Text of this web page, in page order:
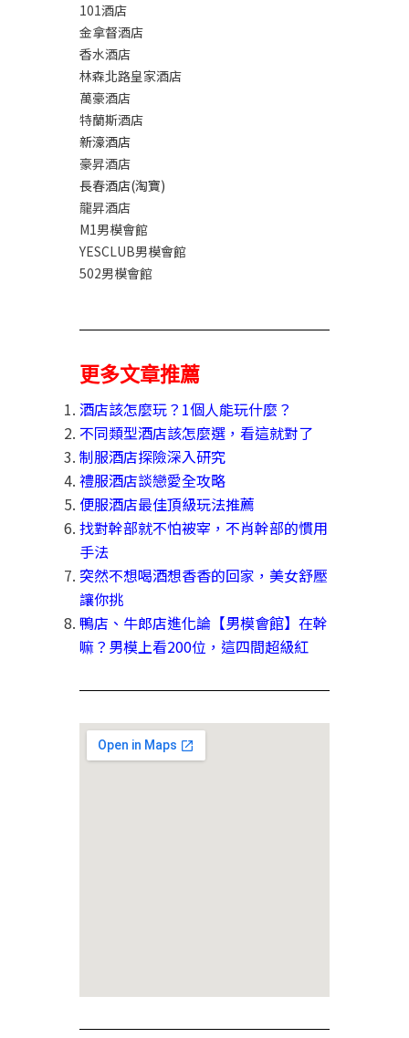
101酒店
金拿督酒店
香水酒店
林森北路皇家酒店
萬豪酒店
特蘭斯酒店
新濠酒店
豪昇酒店
長春酒店(淘寶)
龍昇酒店
M1男模會館
YESCLUB男模會館
502男模會館
更多文章推薦
酒店該怎麼玩？1個人能玩什麼？
不同類型酒店該怎麼選，看這就對了
制服酒店探險深入研究
禮服酒店談戀愛全攻略
便服酒店最佳頂級玩法推薦
找對幹部就不怕被宰，不肖幹部的慣用
手法
突然不想喝酒想香香的回家，美女舒壓
讓你挑
鴨店、牛郎店進化論【男模會館】在幹
嘛？男模上看200位，這四間超級紅